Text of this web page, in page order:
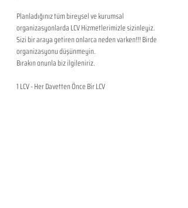
Planladığınız tüm bireysel ve kurumsal
organizasyonlarda LCV Hizmetlerimizle sizinleyiz.
Sizi bir araya getiren onlarca neden varken!!! Birde
organizasyonu düşünmeyin.
Bırakın onunla biz ilgileniriz.
1 LCV - Her Davetten Önce Bir LCV